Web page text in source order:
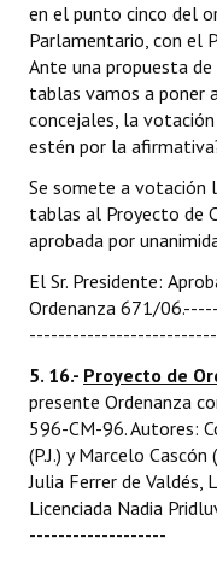
en el punto cinco del
Parlamentario, con el
Ante una propuesta
tablas vamos a poner
concejales, la
estén por la
Se somete a votación
tablas al Proyecto de
aprobada por
El Sr. Presidente:
Ordenanza 671/
5. 16.- Proyecto de
presente Ordenanza
596-CM-96. Autores:
(P.J.) y Marcelo
Julia Ferrer de Valdés,
Licenciada Nadia
-------------------